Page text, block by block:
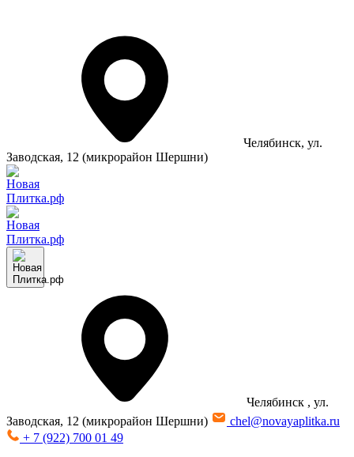
Челябинск, ул.
Заводская, 12 (микрорайон Шершни)
Челябинск , ул.
Заводская, 12 (микрорайон Шершни)
chel@novayaplitka.ru
+ 7 (922) 700 01 49